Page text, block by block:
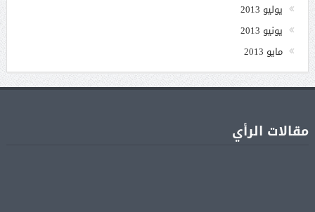
يوليو 2013
يونيو 2013
مايو 2013
مقالات الرأي